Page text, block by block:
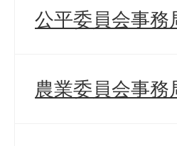
公平委員会事務
農業委員会事務